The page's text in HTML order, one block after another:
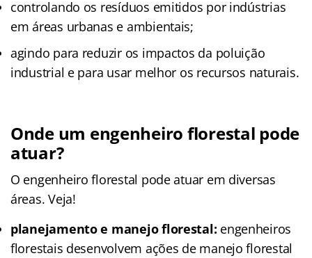
controlando os resíduos emitidos por indústrias
em áreas urbanas e ambientais;
agindo para reduzir os impactos da poluição
industrial e para usar melhor os recursos naturais.
Onde um engenheiro florestal pode
atuar?
O engenheiro florestal pode atuar em diversas
áreas. Veja!
planejamento e manejo florestal: engenheiros
florestais desenvolvem ações de manejo florestal